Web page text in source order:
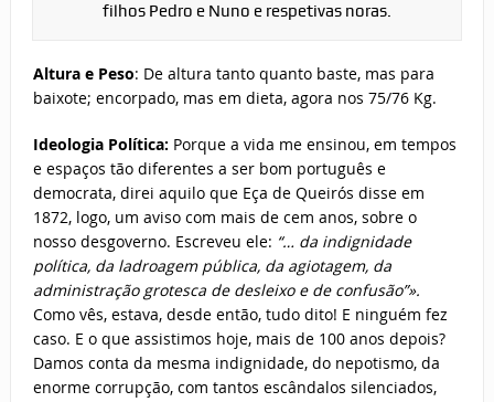
filhos Pedro e Nuno e respetivas noras.
Altura e Peso: De altura tanto quanto baste, mas para
baixote; encorpado, mas em dieta, agora nos 75/76 Kg.
Ideologia Política: Porque a vida me ensinou, em tempos
e espaços tão diferentes a ser bom português e
democrata, direi aquilo que Eça de Queirós disse em
1872, logo, um aviso com mais de cem anos, sobre o
nosso desgoverno. Escreveu ele: “… da indignidade
política, da ladroagem pública, da agiotagem, da
administração grotesca de desleixo e de confusão”».
Como vês, estava, desde então, tudo dito! E ninguém fez
caso. E o que assistimos hoje, mais de 100 anos depois?
Damos conta da mesma indignidade, do nepotismo, da
enorme corrupção, com tantos escândalos silenciados,